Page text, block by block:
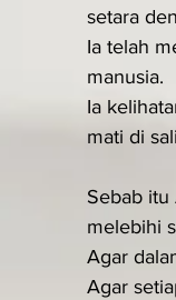
setara
Ia telah
manusia.
Ia
mati di
Sebab itu
melebihi
Agar
Agar